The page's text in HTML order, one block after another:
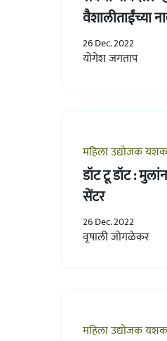
वैशालीताईंच्या
26 Dec. 2022
योगेश जगताप
महिला उद्योजक
डॉट टू डॉट :
सेंटर
26 Dec. 2022
वृषाली जोगळेकर
महिला उद्योजक